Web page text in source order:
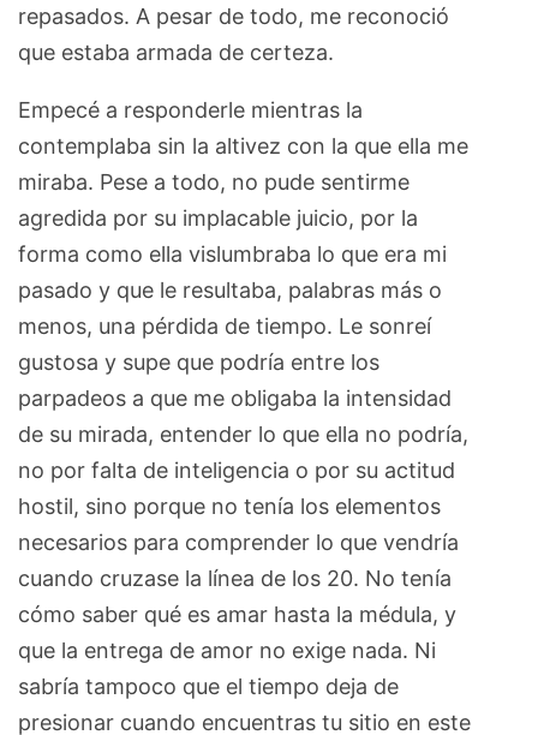
repasados. A pesar de todo, me reconoció
que estaba armada de certeza.
Empecé a responderle mientras la
contemplaba sin la altivez con la que ella me
miraba. Pese a todo, no pude sentirme
agredida por su implacable juicio, por la
forma como ella vislumbraba lo que era mi
pasado y que le resultaba, palabras más o
menos, una pérdida de tiempo. Le sonreí
gustosa y supe que podría entre los
parpadeos a que me obligaba la intensidad
de su mirada, entender lo que ella no podría,
no por falta de inteligencia o por su actitud
hostil, sino porque no tenía los elementos
necesarios para comprender lo que vendría
cuando cruzase la línea de los 20. No tenía
cómo saber qué es amar hasta la médula, y
que la entrega de amor no exige nada. Ni
sabría tampoco que el tiempo deja de
presionar cuando encuentras tu sitio en este